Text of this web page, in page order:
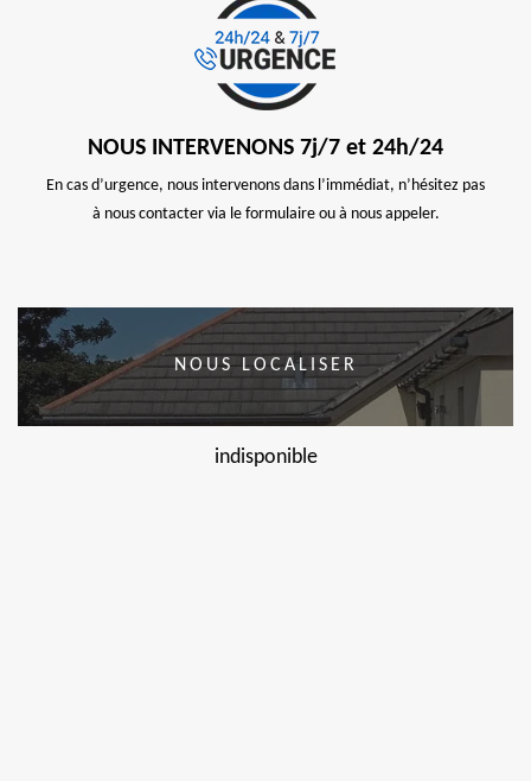
NOUS INTERVENONS 7j/7 et 24h/24
En cas d’urgence, nous intervenons dans l’immédiat, n’hésitez pas
à nous contacter via le formulaire ou à nous appeler.
NOUS LOCALISER
indisponible